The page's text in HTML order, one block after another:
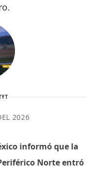
2026
informó que la
Norte entró